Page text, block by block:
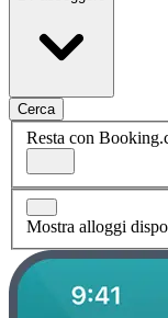
Cerca
Resta con
Mostra alloggi